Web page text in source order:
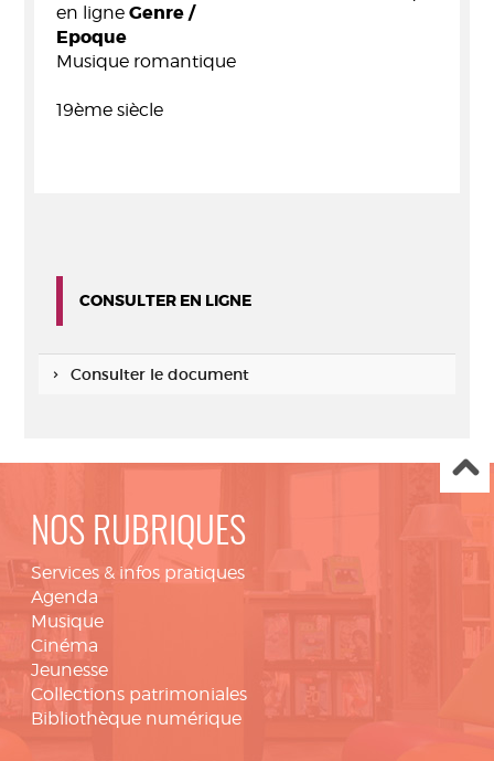
en ligne Genre /
Epoque
Musique romantique
19ème siècle
CONSULTER EN LIGNE
Consulter le document
NOS RUBRIQUES
Services & infos pratiques
Agenda
Musique
Cinéma
Jeunesse
Collections patrimoniales
Bibliothèque numérique